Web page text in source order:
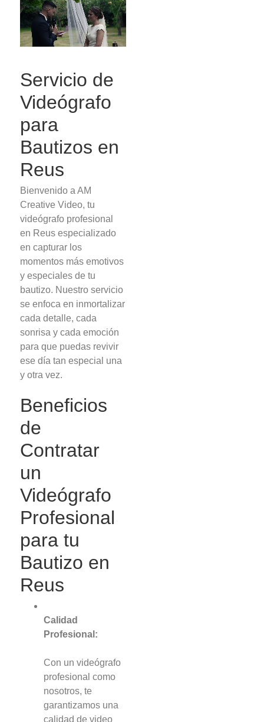
Servicio de
Videógrafo
para
Bautizos en
Reus
Bienvenido a AM
Creative Video, tu
videógrafo profesional
en Reus especializado
en capturar los
momentos más emotivos
y especiales de tu
bautizo. Nuestro servicio
se enfoca en inmortalizar
cada detalle, cada
sonrisa y cada emoción
para que puedas revivir
ese día tan especial una
y otra vez.
Beneficios
de
Contratar
un
Videógrafo
Profesional
para tu
Bautizo en
Reus
Calidad
Profesional:
Con un videógrafo
profesional como
nosotros, te
garantizamos una
calidad de video